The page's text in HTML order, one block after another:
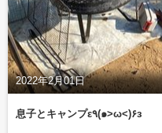
2022年2月01日
息子とキャンプε٩(๑>ω<)۶з